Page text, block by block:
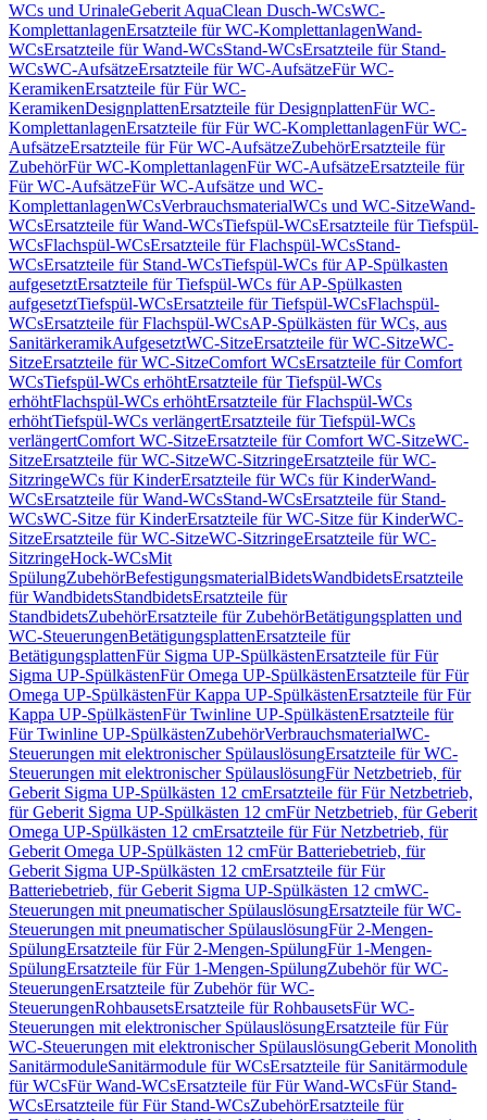
WCs und UrinaleGeberit AquaClean Dusch-WCsWC-
KomplettanlagenErsatzteile für WC-KomplettanlagenWand-
WCsErsatzteile für Wand-WCsStand-WCsErsatzteile für Stand-
WCsWC-AufsätzeErsatzteile für WC-AufsätzeFür WC-
KeramikenErsatzteile für Für WC-
KeramikenDesignplattenErsatzteile für DesignplattenFür WC-
KomplettanlagenErsatzteile für Für WC-KomplettanlagenFür WC-
AufsätzeErsatzteile für Für WC-AufsätzeZubehörErsatzteile für
ZubehörFür WC-KomplettanlagenFür WC-AufsätzeErsatzteile für
Für WC-AufsätzeFür WC-Aufsätze und WC-
KomplettanlagenWCsVerbrauchsmaterialWCs und WC-SitzeWand-
WCsErsatzteile für Wand-WCsTiefspül-WCsErsatzteile für Tiefspül-
WCsFlachspül-WCsErsatzteile für Flachspül-WCsStand-
WCsErsatzteile für Stand-WCsTiefspül-WCs für AP-Spülkasten
aufgesetztErsatzteile für Tiefspül-WCs für AP-Spülkasten
aufgesetztTiefspül-WCsErsatzteile für Tiefspül-WCsFlachspül-
WCsErsatzteile für Flachspül-WCsAP-Spülkästen für WCs, aus
SanitärkeramikAufgesetztWC-SitzeErsatzteile für WC-SitzeWC-
SitzeErsatzteile für WC-SitzeComfort WCsErsatzteile für Comfort
WCsTiefspül-WCs erhöhtErsatzteile für Tiefspül-WCs
erhöhtFlachspül-WCs erhöhtErsatzteile für Flachspül-WCs
erhöhtTiefspül-WCs verlängertErsatzteile für Tiefspül-WCs
verlängertComfort WC-SitzeErsatzteile für Comfort WC-SitzeWC-
SitzeErsatzteile für WC-SitzeWC-SitzringeErsatzteile für WC-
SitzringeWCs für KinderErsatzteile für WCs für KinderWand-
WCsErsatzteile für Wand-WCsStand-WCsErsatzteile für Stand-
WCsWC-Sitze für KinderErsatzteile für WC-Sitze für KinderWC-
SitzeErsatzteile für WC-SitzeWC-SitzringeErsatzteile für WC-
SitzringeHock-WCsMit
SpülungZubehörBefestigungsmaterialBidetsWandbidetsErsatzteile
für WandbidetsStandbidetsErsatzteile für
StandbidetsZubehörErsatzteile für ZubehörBetätigungsplatten und
WC-SteuerungenBetätigungsplattenErsatzteile für
BetätigungsplattenFür Sigma UP-SpülkästenErsatzteile für Für
Sigma UP-SpülkästenFür Omega UP-SpülkästenErsatzteile für Für
Omega UP-SpülkästenFür Kappa UP-SpülkästenErsatzteile für Für
Kappa UP-SpülkästenFür Twinline UP-SpülkästenErsatzteile für
Für Twinline UP-SpülkästenZubehörVerbrauchsmaterialWC-
Steuerungen mit elektronischer SpülauslösungErsatzteile für WC-
Steuerungen mit elektronischer SpülauslösungFür Netzbetrieb, für
Geberit Sigma UP-Spülkästen 12 cmErsatzteile für Für Netzbetrieb,
für Geberit Sigma UP-Spülkästen 12 cmFür Netzbetrieb, für Geberit
Omega UP-Spülkästen 12 cmErsatzteile für Für Netzbetrieb, für
Geberit Omega UP-Spülkästen 12 cmFür Batteriebetrieb, für
Geberit Sigma UP-Spülkästen 12 cmErsatzteile für Für
Batteriebetrieb, für Geberit Sigma UP-Spülkästen 12 cmWC-
Steuerungen mit pneumatischer SpülauslösungErsatzteile für WC-
Steuerungen mit pneumatischer SpülauslösungFür 2-Mengen-
SpülungErsatzteile für Für 2-Mengen-SpülungFür 1-Mengen-
SpülungErsatzteile für Für 1-Mengen-SpülungZubehör für WC-
SteuerungenErsatzteile für Zubehör für WC-
SteuerungenRohbausetsErsatzteile für RohbausetsFür WC-
Steuerungen mit elektronischer SpülauslösungErsatzteile für Für
WC-Steuerungen mit elektronischer SpülauslösungGeberit Monolith
SanitärmoduleSanitärmodule für WCsErsatzteile für Sanitärmodule
für WCsFür Wand-WCsErsatzteile für Für Wand-WCsFür Stand-
WCsErsatzteile für Für Stand-WCsZubehörErsatzteile für